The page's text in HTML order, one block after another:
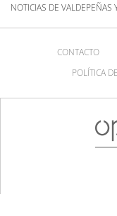
NOTICIAS DE VALDEPEÑAS
CONTACTO
POLÍTICA